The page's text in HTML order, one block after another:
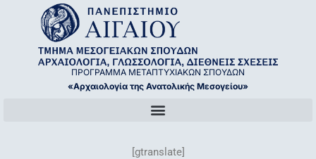
Μετάβαση
περιεχόμενο
ΠΡΟΓΡΑΜΜΑ ΜΕΤΑΠΤΥΧΙΑΚΩΝ ΣΠΟΥΔΩΝ
«Αρχαιολογία της Ανατολικής Μεσογείου»
[gtranslate]